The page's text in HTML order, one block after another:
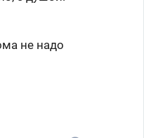
не надо